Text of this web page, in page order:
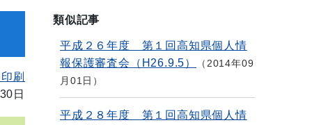
刷
日
類似記事
平成２６年度 第１回高知県個人情
報保護審査会（H26.9.5）
2014年09
月01日
平成２８年度 第１回高知県個人情